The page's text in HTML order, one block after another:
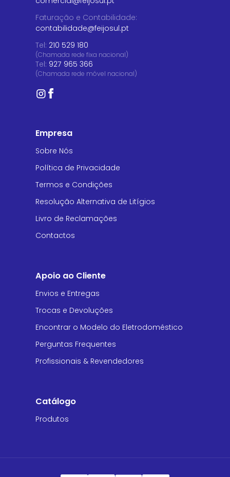
Faturação e Contabilidade:
contabilidade@feijosul.pt
Tel: 210 529 180
(Chamada rede fixa nacional)
Tel: 927 965 366
(Chamada rede móvel nacional)
Empresa
Sobre Nós
Política de Privacidade
Termos e Condições
Resolução Alternativa de Litígios
Livro de Reclamações
Contactos
Apoio ao Cliente
Envios e Entregas
Trocas e Devoluções
Encontrar o Modelo do Eletrodoméstico
Perguntas Frequentes
Profissionais & Revendedores
Catálogo
Produtos